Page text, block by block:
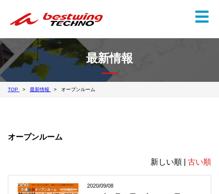
☰
✕
最新情報
TOP 最新情報 オープンルーム
オープンルーム
新しい順 | 古い順
2020/09/08